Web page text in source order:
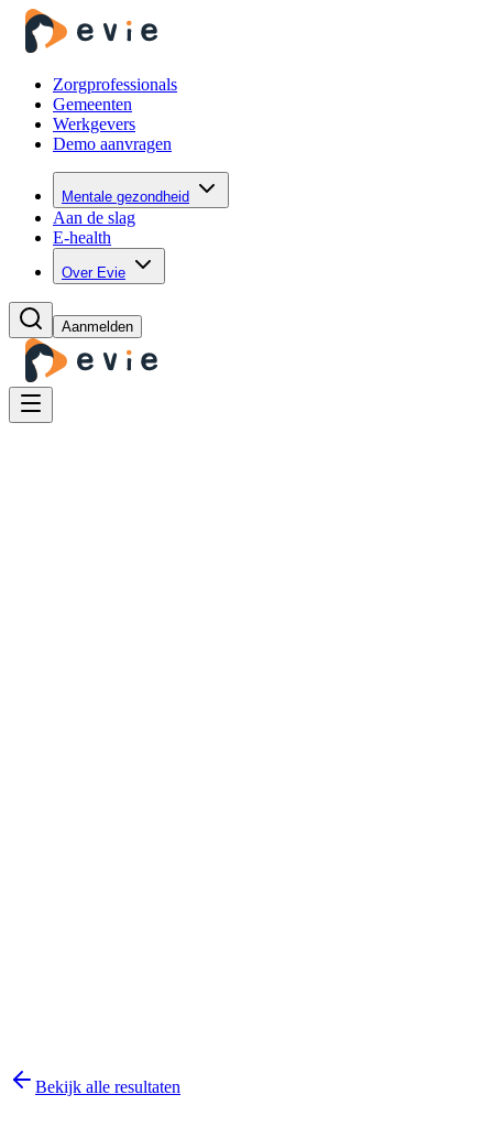
Zorgprofessionals
Gemeenten
Werkgevers
Demo aanvragen
Mentale gezondheid
Aan de slag
E-health
Over Evie
Aanmelden
Bekijk alle resultaten